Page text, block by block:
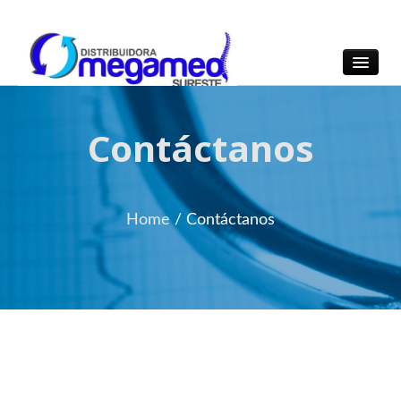
OmegaMed Sureste
OmegaMed Sureste
Contáctanos
Home/ Contáctanos